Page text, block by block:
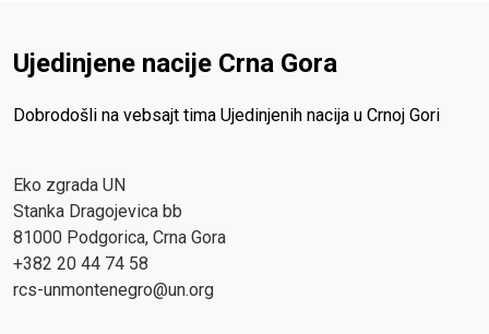
Ujedinjene nacije Crna Gora
Dobrodošli na vebsajt tima Ujedinjenih nacija u Crnoj Gori
Eko zgrada UN
Stanka Dragojevica bb
81000 Podgorica, Crna Gora
+382 20 44 74 58
rcs-unmontenegro@un.org